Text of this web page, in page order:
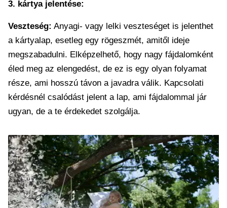
3. kártya jelentése:
Veszteség: Anyagi- vagy lelki veszteséget is jelenthet
a kártyalap, esetleg egy rögeszmét, amitől ideje
megszabadulni. Elképzelhető, hogy nagy fájdalomként
éled meg az elengedést, de ez is egy olyan folyamat
része, ami hosszú távon a javadra válik. Kapcsolati
kérdésnél csalódást jelent a lap, ami fájdalommal jár
ugyan, de a te érdekedet szolgálja.